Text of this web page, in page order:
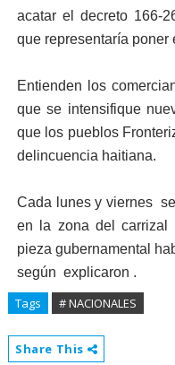
acatar el decreto 166-
que representaría
Entienden los
que se intensifique
que los pueblos
delincuencia haitiana.
Cada lunes y viernes
en la zona del carrizal
pieza gubernamental
según explicaron .
Tags # NACIONALES
Share This